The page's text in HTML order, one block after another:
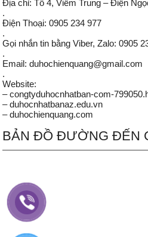
Địa chỉ: Tổ 4, Viêm Trung – Điện
.
Điện Thoại: 0905 234 977
.
Gọi nhắn tin bằng Viber, Zalo: 0905
.
Email: duhochienquang@gmail.com
.
Website:
– congtyduhocnhatban-com-
– duhocnhatbanaz.edu.vn
– duhochienquang.com
BẢN ĐỒ ĐƯỜNG ĐẾN